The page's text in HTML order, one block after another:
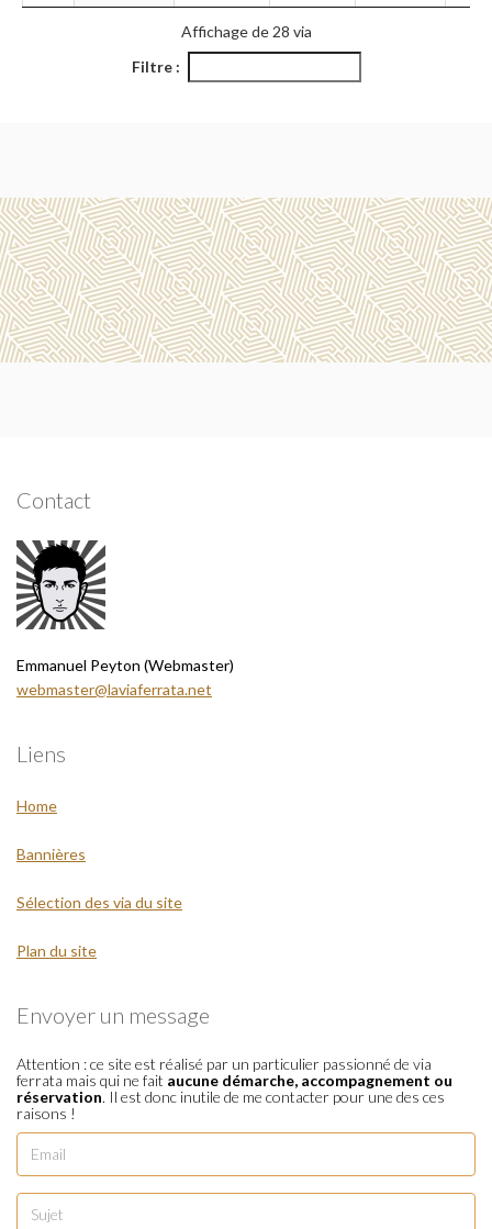
Affichage de 28 via
Filtre :
Contact
Emmanuel Peyton (Webmaster)
webmaster@laviaferrata.net
Liens
Home
Bannières
Sélection des via du site
Plan du site
Envoyer un message
Attention : ce site est réalisé par un particulier passionné de via
ferrata mais qui ne fait aucune démarche, accompagnement ou
réservation. Il est donc inutile de me contacter pour une des ces
raisons !